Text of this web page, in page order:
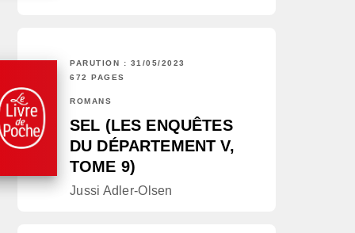
PARUTION : 31/05/2023
672 PAGES
ROMANS
SEL (LES ENQUÊTES
DU DÉPARTEMENT V,
TOME 9)
Jussi Adler-Olsen